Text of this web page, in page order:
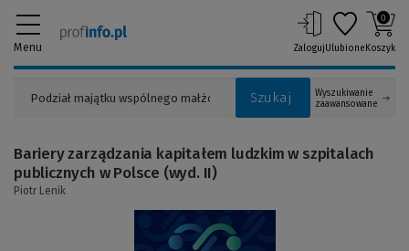
Menu
Szukaj
Wyszukiwanie
zaawansowane
ZalogujUlubione
0
Koszyk
Bariery zarządzania kapitałem ludzkim w szpitalach
publicznych w Polsce (wyd. II)
Piotr Lenik